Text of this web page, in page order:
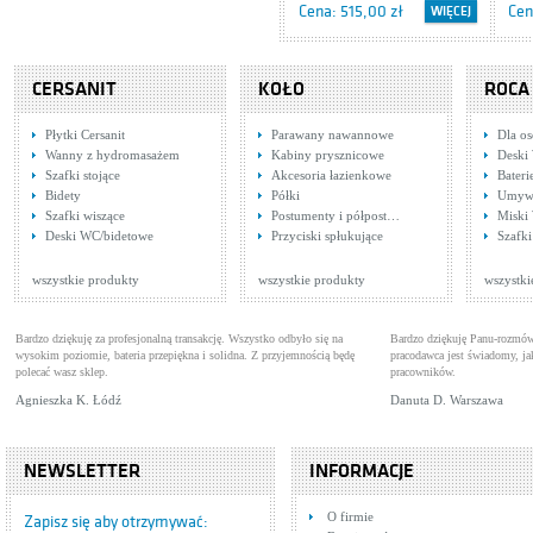
Cena: 515,00 zł WIĘCEJ
Tres Cuadro
Cena: 842,00 zł WIĘCEJ
1.07.174.9
Baterie wannowe
CERSANIT
Płytki Cersanit
Wanny z hydromasażem
Szafki stojące
Bidety
Szafki wiszące
Deski WC/bidetowe
wszystkie produkty
KOŁO
Parawany nawannowe
Kabiny prysznicowe
Akcesoria łazienkowe
Półki
Postumenty i półpost…
Przyciski spłukujące
wszystkie produkty
ROCA
Dla
Deski
Miski
Szafki
Bardzo dziękuję za profesjonalną transakcję. Wszystko odbyło się na
wysokim poziomie, bateria przepiękna i solidna. Z przyjemnością będę
polecać wasz sklep.
Agnieszka K. Łódź
Bardzo dziękuję Panu-
pracodawca jest świadomy,
pracowników.
Danuta D. Warszawa
NEWSLETTER
Zapisz się aby otrzymywać:
INFORMACJE
O firmie